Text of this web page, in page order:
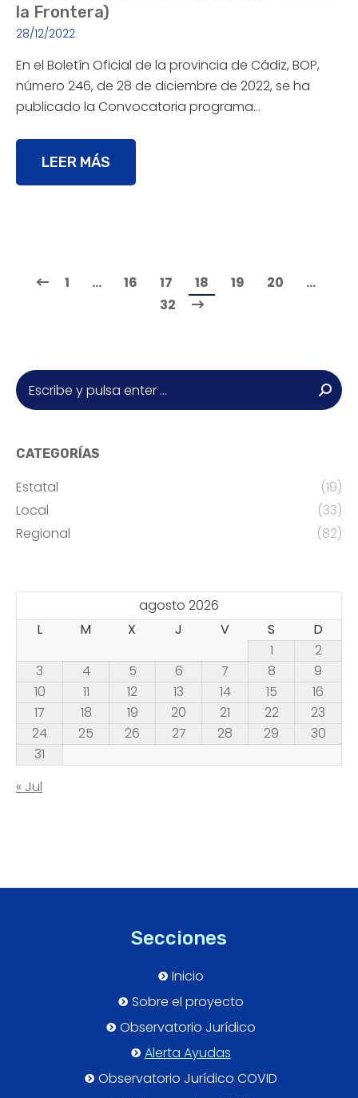
la Frontera)
28/12/2022
En el Boletín Oficial de la provincia de Cádiz, BOP,
número 246, de 28 de diciembre de 2022, se ha
publicado la Convocatoria programa…
LEER MÁS
1 … 16 17 18 19 20
…
32
Buscar:
CATEGORÍAS
Estatal
(19)
Local
(33)
Regional
(82)
agosto 2026
L
M X J V S
D
1
2
3
4 5 6 7 8
9
10
11 12 13 14 15
16
17
18 19 20 21 22
23
24
25 26 27 28 29
30
31
« Jul
Secciones
Inicio
Sobre el proyecto
Observatorio Jurídico
Alerta Ayudas
Observatorio Jurídico COVID